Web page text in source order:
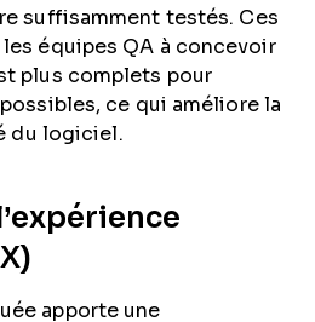
suffisamment testés. Ces
équipes QA à concevoir
plus complets pour
ce qui améliore la
du logiciel.
apporte une